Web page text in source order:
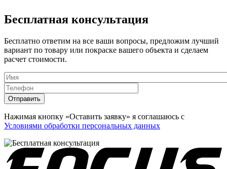
Бесплатная консультация
Бесплатно ответим на все ваши вопросы, предложим лучший
вариант по товару или покраске вашего объекта и сделаем
расчет стоимости.
Данные
Имя
Телефон
Отправить
Нажимая кнопку «Оставить заявку» я соглашаюсь с
Условиями обработки персональных данных